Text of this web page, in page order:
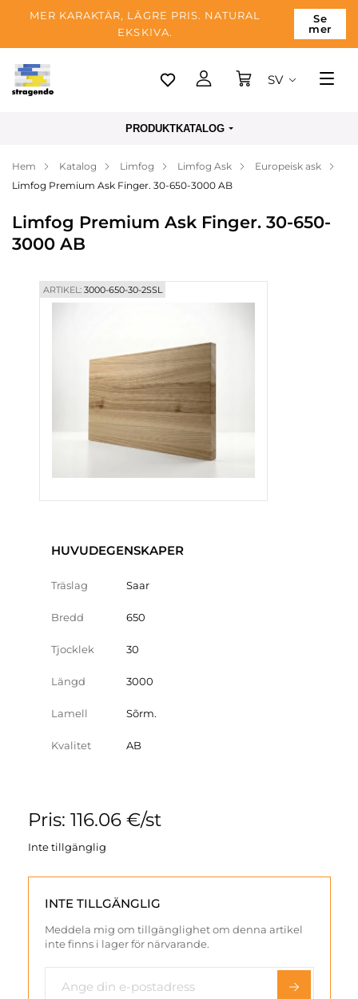
MER KARAKTÄR, LÄGRE PRIS. NATURAL
EKSKIVA.
Se
mer
Tallinn
Betalning
Blogg
SV
PRODUKTKATALOG
Hem Katalog Limfog Limfog Ask
Europeisk ask
Limfog Premium Ask Finger. 30-650-3000 AB
Limfog Premium Ask Finger. 30-650-
3000 AB
ARTIKEL:3000-650-30-2SSL
HUVUDEGENSKAPER
Träslag Saar
Bredd 650
Tjocklek 30
Längd 3000
Lamell Sõrm.
Kvalitet AB
Pris: 116.06 €/st
Inte tillgänglig
INTE TILLGÄNGLIG
Meddela mig om tillgänglighet om denna artikel
inte finns i lager för närvarande.